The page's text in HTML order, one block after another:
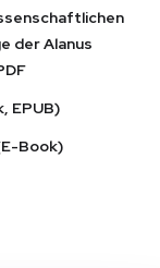
der Alanus
EPUB)
Book)